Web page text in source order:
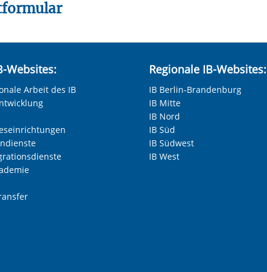
interkulturelle Beratung und evtl. Vermittlung von
in Sprachförderung
etc.)
Maßnahmen, evtl. Vermittlung von erlebnispädagogischen
und Begleitung in belasteten Lebenssituationen
Websites:
Arbeit des IB
Regionale IB-Websites:
IB Berlin-Brandenburg
IB Mitte
IB Nord
IB Süd
IB Südwest
IB West